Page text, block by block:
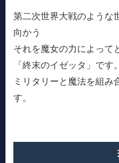
第二次世界大戦のような
向かう
それを魔女の力によって
「終末のイゼッタ」です。
ミリタリーと魔法を組み
す。